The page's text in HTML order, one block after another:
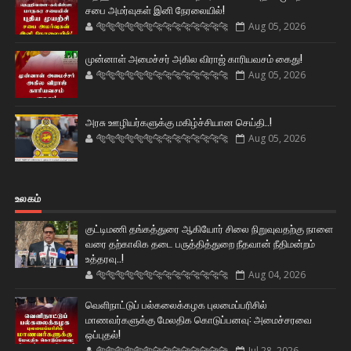
சபை அமர்வுகள் இனி நேரலையில்!
🐅🐅🐅🐅🐅🐅🐆🐆🐆🐆🐆🐆🐆🐆 Aug 05, 2026
முன்னாள் அமைச்சர் அகில விராஜ் காரியவசம் கைது!
🐅🐅🐅🐅🐅🐅🐆🐆🐆🐆🐆🐆🐆🐆 Aug 05, 2026
அரசு ஊழியர்களுக்கு மகிழ்ச்சியான செய்தி..!
🐅🐅🐅🐅🐅🐅🐆🐆🐆🐆🐆🐆🐆🐆 Aug 05, 2026
உலகம்
குட்டிமணி தங்கத்துரை ஆகியோர் சிலை நிறுவுவதற்கு நாளை
வரை தற்காலிக தடை பருத்தித்துறை நீதவான் நீதிமன்றம்
உத்தரவு..!
🐅🐅🐅🐅🐅🐅🐆🐆🐆🐆🐆🐆🐆🐆 Aug 04, 2026
வெளிநாட்டுப் பல்கலைக்கழக புலமைப்பரிசில்
மாணவர்களுக்கு மேலதிக கொடுப்பனவு: அமைச்சரவை
ஒப்புதல்!